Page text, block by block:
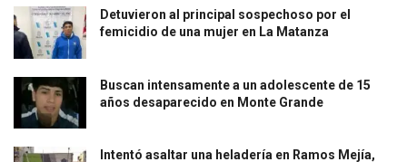
Detuvieron al principal sospechoso por el
femicidio de una mujer en La Matanza
Buscan intensamente a un adolescente de 15
años desaparecido en Monte Grande
Intentó asaltar una heladería en Ramos Mejía,